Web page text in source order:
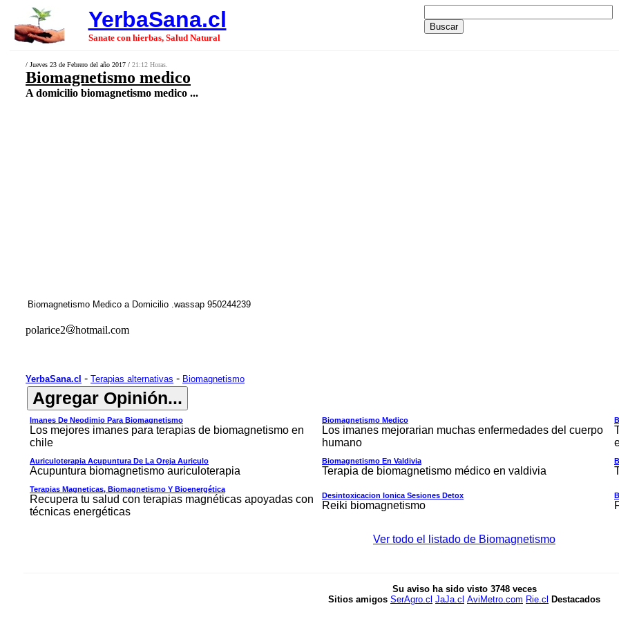
YerbaSana.cl
Sanate con hierbas, Salud Natural
/ Jueves 23 de Febrero del año 2017 / 21:12 Horas.
Biomagnetismo medico
A domicilio biomagnetismo medico ...
Biomagnetismo Medico a Domicilio .wassap 950244239
polarice2 hotmail.com
YerbaSana.cl - Terapias alternativas - Biomagnetismo
Imanes De Neodimio Para Biomagnetismo
Los mejores imanes para terapias de biomagnetismo en
chile
Biomagnetismo Medico
Los imanes mejorarian muchas enfermedades del cuerpo
humano
Auriculoterapia Acupuntura De La Oreja Auriculo
Acupuntura biomagnetismo auriculoterapia
Biomagnetismo En Valdivia
Terapia de biomagnetismo médico en valdivia
Terapias Magneticas, Biomagnetismo Y Bioenergética
Recupera tu salud con terapias magnéticas apoyadas con
técnicas energéticas
Desintoxicacion Ionica Sesiones Detox
Reiki biomagnetismo
Ver todo el listado de Biomagnetismo
Su aviso ha sido visto 3748veces
Sitios amigos SerAgro.cl JaJa.cl AviMetro.com Rie.cl Destacados